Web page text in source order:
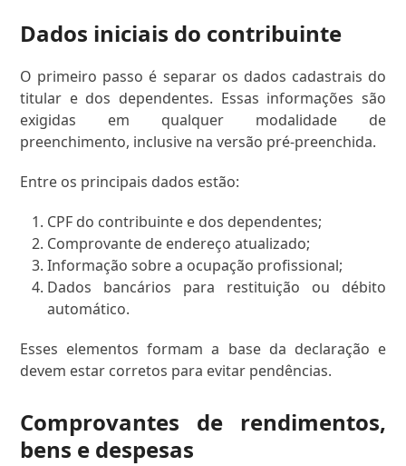
Dados iniciais do contribuinte
O primeiro passo é separar os dados cadastrais do
titular e dos dependentes. Essas informações são
exigidas em qualquer modalidade de
preenchimento, inclusive na versão pré-preenchida.
Entre os principais dados estão:
CPF do contribuinte e dos dependentes;
Comprovante de endereço atualizado;
Informação sobre a ocupação profissional;
Dados bancários para restituição ou débito
automático.
Esses elementos formam a base da declaração e
devem estar corretos para evitar pendências.
Comprovantes de rendimentos,
bens e despesas